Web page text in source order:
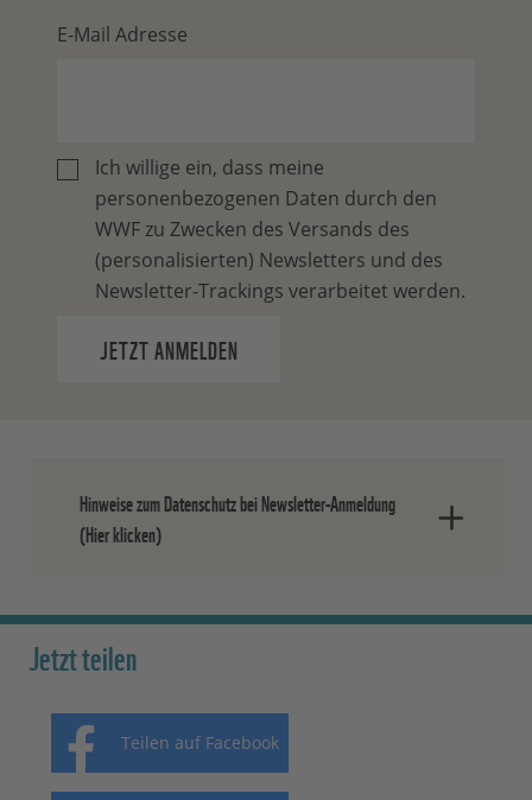
E-Mail Adresse
Ich willige ein, dass meine
personenbezogenen Daten durch den
WWF zu Zwecken des Versands des
(personalisierten) Newsletters und des
Newsletter-Trackings verarbeitet werden.
JETZT ANMELDEN
Hinweise zum Datenschutz bei Newsletter-Anmeldung
(Hier klicken)
Nach dem Absenden der Daten senden
wir Ihnen eine E-Mail, in der Sie die
Anmeldung bestätigen müssen.
Ihre Einwilligung können Sie jederzeit
ohne Angabe von Gründen widerrufen.
Einen formlosen Widerruf können Sie
Jetzt teilen
Teilen auf Facebook